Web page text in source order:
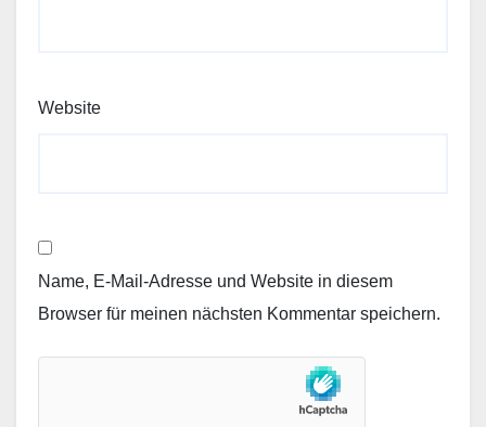
Website
Name, E-Mail-Adresse und Website in diesem
Browser für meinen nächsten Kommentar speichern.